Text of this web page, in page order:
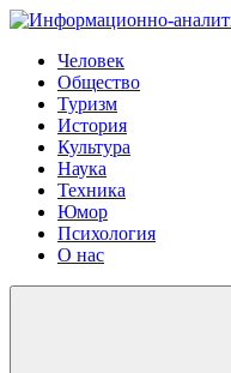
Человек
Общество
Туризм
История
Культура
Наука
Техника
Юмор
Психология
О нас